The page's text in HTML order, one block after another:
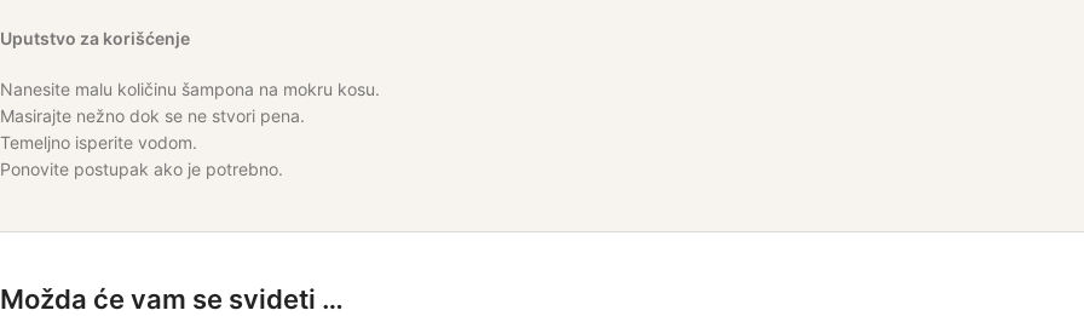
Uputstvo za korišćenje
Nanesite malu količinu šampona na mokru kosu.
Masirajte nežno dok se ne stvori pena.
Temeljno isperite vodom.
Ponovite postupak ako je potrebno.
Možda će vam se svideti …